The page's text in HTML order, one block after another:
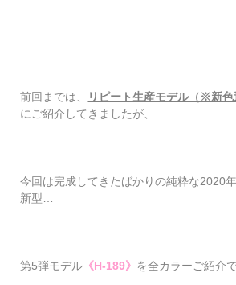
前回までは、 リピート生産モデル（※新色
にご紹介してきましたが、
今回は完成してきたばかりの純粋な2020
新型…
第5弾モデル 《H-189》 を全カラーご紹介で